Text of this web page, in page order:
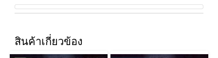
สินค้าเกี่ยวข้อง